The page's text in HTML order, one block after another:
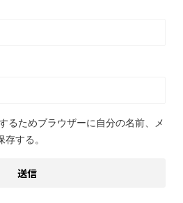
るためブラウザーに自分の名前、メ
する。